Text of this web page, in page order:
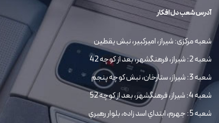
آدرس شعب دل افکار
شعبه مرکزی: شیراز، امیرکبیر، نبش یقطین
شعبه 2: شیراز، فرهنگشهر، بعد از کوچه 42
شعبه 3: شیراز، ستارخان، نبش کوچه پنجم
شعبه 4: شیراز، فرهنگشهر، بعد از کوچه 52
شعبه 5: جهرم، ابتداي اسد زاده، بلوار رهبري